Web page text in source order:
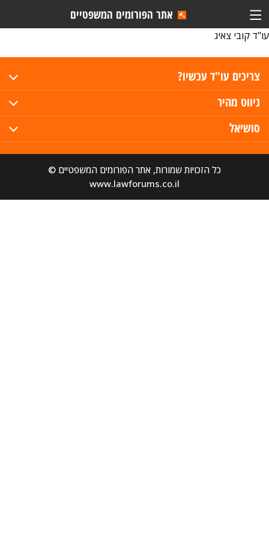
אתר הפורומים המשפטיים
עו"ד קובי צאיג
צריכים עו"ד עכשיו?
ניווט מהיר
סושיאל
כל הזכויות שמורות, אתר הפורומים המשפטיים ©
www.lawforums.co.il